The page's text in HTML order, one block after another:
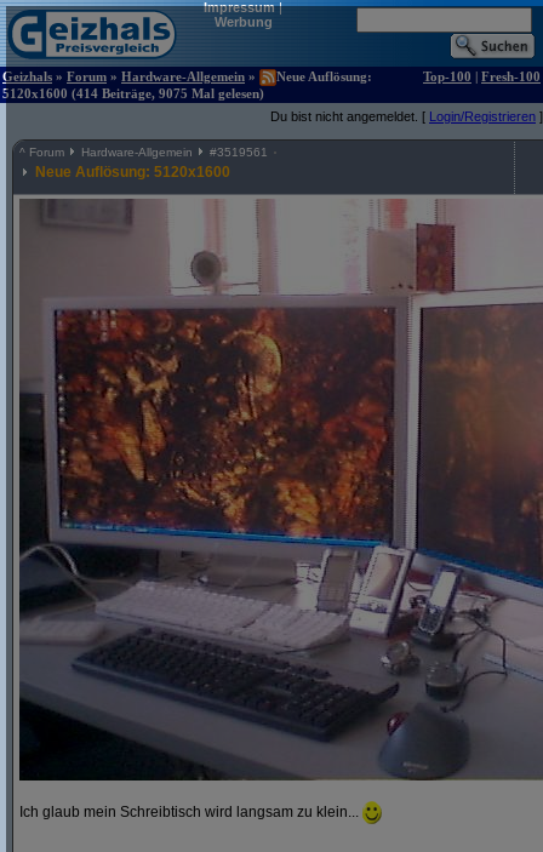
Impressum|
Werbung
Geizhals » Forum » Hardware-Allgemein »
Neue Auflösung:
5120x1600 (414 Beiträge, 9075 Mal gelesen)
Top-100 | Fresh-100
Du bist nicht angemeldet. [ Login/Registrieren ]
^ Forum Hardware-Allgemein #3519561
Neue Auflösung: 5120x1600
Ich glaub mein Schreibtisch wird langsam zu klein...